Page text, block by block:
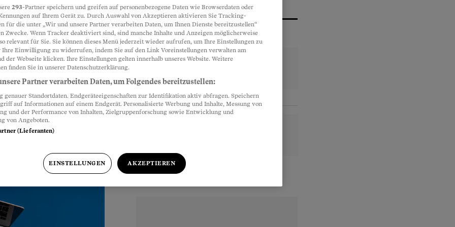
mit
verliert oft den
haarsträubenden
Partnerinhalte
293-Partner speichern und greifen auf personenbezogene Daten wie Browserdaten oder
auf Ihrem Gerät zu. Durch Auswahl von Akzeptieren aktivieren Sie Tracking-
für die unter „Wir und unsere Partner verarbeiten Daten, um Ihnen Dienste bereitzustellen“
Zwecke. Wenn Tracker deaktiviert sind, sind manche Inhalte und Anzeigen möglicherweise
relevant für Sie. Sie können dieses Menü jederzeit wieder aufrufen, um Ihre Einstellungen zu
Ihre Einwilligung zu widerrufen, indem Sie auf den Link Voreinstellungen verwalten am
der Webseite klicken. Ihre Einstellungen gelten innerhalb unseres Website. Weitere
finden Sie in unserer Datenschutzerklärung.
Partner verarbeiten Daten, um Folgendes bereitzustellen:
genauer Standortdaten. Endgeräteeigenschaften zur Identifikation aktiv abfragen. Speichern
auf Informationen auf einem Endgerät. Personalisierte Werbung und Inhalte, Messung von
und der Performance von Inhalten, Zielgruppenforschung sowie Entwicklung und
von Angeboten.
(Lieferanten)
EINSTELLUNGEN AKZEPTIEREN